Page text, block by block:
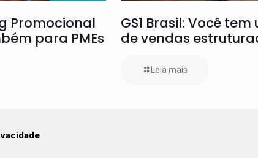
Promocional
para PMEs
GS1 Brasil: Você
de vendas
Leia mais